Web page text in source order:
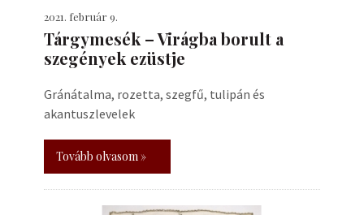
2021. február 9.
Tárgymesék – Virágba borult a
szegények ezüstje
Gránátalma, rozetta, szegfű, tulipán és
akantuszlevelek
Tovább olvasom »